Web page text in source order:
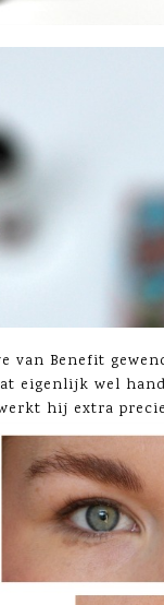
van Benefit
eigenlijk wel
hij extra